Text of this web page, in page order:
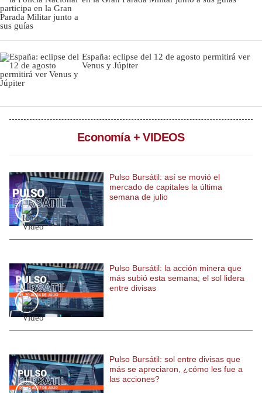
Fotogalerías
gestion.pe
¿quiénes
Somos?
Condiciones
Privacidad
Politica
De
Cookies
Preguntas
Frecuentes
España: eclipse del 12 de agosto permitirá ver
Venus y Júpiter
Economía + VIDEOS
Pulso Bursátil: así se movió el
mercado de capitales la última
semana de julio
Pulso Bursátil: la acción minera que
más subió esta semana; el sol lidera
entre divisas
Pulso Bursátil: sol entre divisas que
más se apreciaron, ¿cómo les fue a
las acciones?